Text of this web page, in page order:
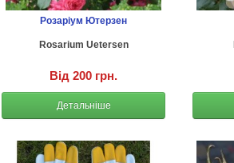
Розаріум Ютерзен
Rosarium Uetersen
Від 200 грн.
Детальніше